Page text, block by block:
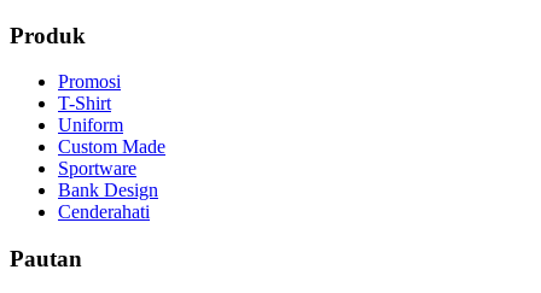
Produk
Promosi
T-Shirt
Uniform
Custom Made
Sportware
Bank Design
Cenderahati
Pautan